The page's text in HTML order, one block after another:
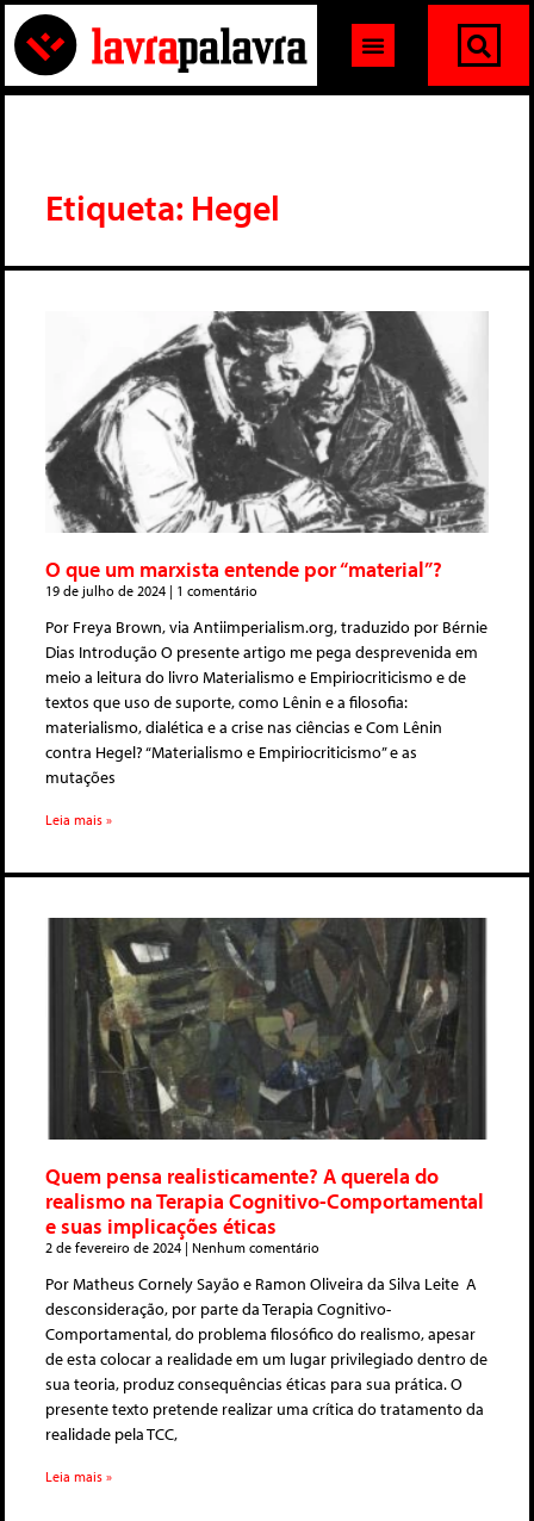
Etiqueta: Hegel
O que um marxista entende por “material”?
19 de julho de 2024 1 comentário
Por Freya Brown, via Antiimperialism.org, traduzido por Bérnie
Dias Introdução O presente artigo me pega desprevenida em
meio a leitura do livro Materialismo e Empiriocriticismo e de
textos que uso de suporte, como Lênin e a filosofia:
materialismo, dialética e a crise nas ciências e Com Lênin
contra Hegel? “Materialismo e Empiriocriticismo” e as
mutações
Leia mais »
Quem pensa realisticamente? A querela do
realismo na Terapia Cognitivo-Comportamental
e suas implicações éticas
2 de fevereiro de 2024 Nenhum comentário
Por Matheus Cornely Sayão e Ramon Oliveira da Silva Leite A
desconsideração, por parte da Terapia Cognitivo-
Comportamental, do problema filosófico do realismo, apesar
de esta colocar a realidade em um lugar privilegiado dentro de
sua teoria, produz consequências éticas para sua prática. O
presente texto pretende realizar uma crítica do tratamento da
realidade pela TCC,
Leia mais »